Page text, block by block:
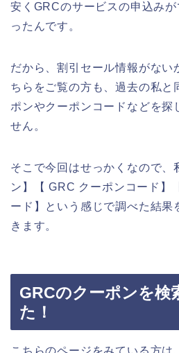
安くGRCのサービスの申込み
ったんです。
だから、割引セール情報がない
ちらをご覧の方も、過去の私と
ポンやクーポンコードなどを探
せん。
そこで今回はせっかくなので、
ン】【 GRC クーポンコード】
ード】という感じで調べた結果
きます。
GRCのクーポンを検
た！
こちらのページをみている方は